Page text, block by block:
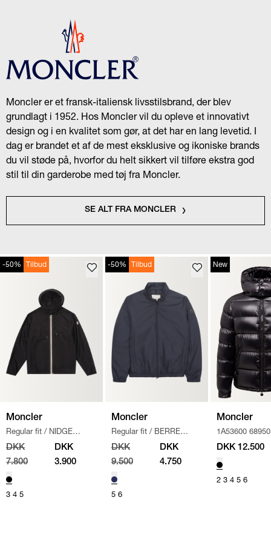
Moncler er et fransk-italiensk livsstilsbrand, der blev
grundlagt i 1952. Hos Moncler vil du opleve et innovativt
design og i en kvalitet som gør, at det har en lang levetid. I
dag er brandet et af de mest eksklusive og ikoniske brands
du vil støde på, hvorfor du helt sikkert vil tilføre ekstra god
stil til din garderobe med tøj fra Moncler.
SE ALT FRA MONCLER
-50% Tilbud
Moncler
Regular fit / NIDGE
JAKKE
SORT
DKK
7.800
DKK
3.900
3 4 5
-50% Tilbud
Moncler
Regular fit / BERRE
JACKET
NAVY
DKK
9.500
DKK
4.750
5 6
New
Moncler
1A53600 68950
DKK 12.500
2 3 4 5 6